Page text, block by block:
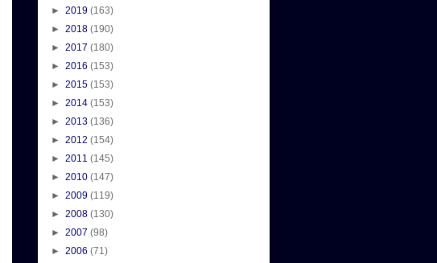
► 2019 (163)
► 2018 (190)
► 2017 (180)
► 2016 (153)
► 2015 (153)
► 2014 (153)
► 2013 (136)
► 2012 (154)
► 2011 (145)
► 2010 (147)
► 2009 (119)
► 2008 (130)
► 2007 (98)
► 2006 (71)